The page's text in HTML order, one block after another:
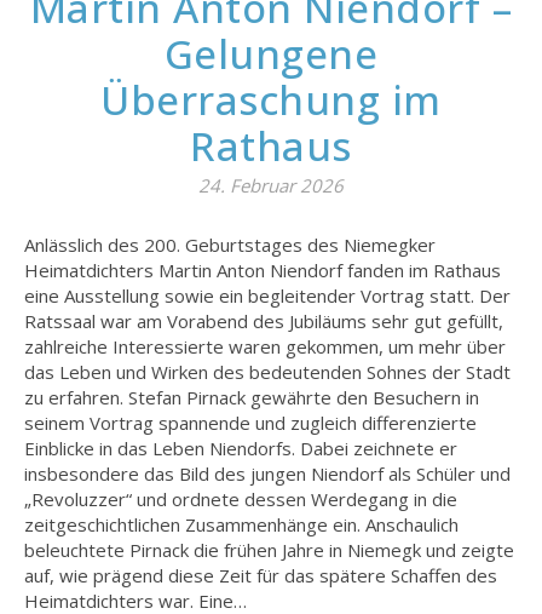
Gelungene
Überraschung im
Rathaus
24. Februar 2026
Anlässlich des 200. Geburtstages des Niemegker
Heimatdichters Martin Anton Niendorf fanden im Rathaus
eine Ausstellung sowie ein begleitender Vortrag statt. Der
Ratssaal war am Vorabend des Jubiläums sehr gut gefüllt,
zahlreiche Interessierte waren gekommen, um mehr über
das Leben und Wirken des bedeutenden Sohnes der Stadt
zu erfahren. Stefan Pirnack gewährte den Besuchern in
seinem Vortrag spannende und zugleich differenzierte
Einblicke in das Leben Niendorfs. Dabei zeichnete er
insbesondere das Bild des jungen Niendorf als Schüler und
„Revoluzzer“ und ordnete dessen Werdegang in die
zeitgeschichtlichen Zusammenhänge ein. Anschaulich
beleuchtete Pirnack die frühen Jahre in Niemegk und zeigte
auf, wie prägend diese Zeit für das spätere Schaffen des
Heimatdichters war. Eine…